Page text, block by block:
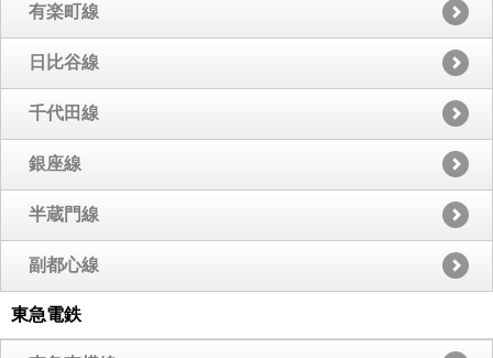
有楽町線
日比谷線
千代田線
銀座線
半蔵門線
副都心線
東急電鉄